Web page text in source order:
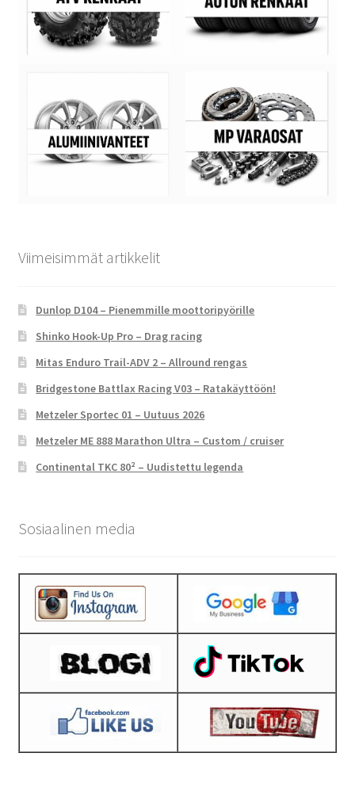
Viimeisimmät artikkelit
Dunlop D104 – Pienemmille moottoripyörille
Shinko Hook-Up Pro – Drag racing
Mitas Enduro Trail-ADV 2 – Allround rengas
Bridgestone Battlax Racing V03 – Ratakäyttöön!
Metzeler Sportec 01 – Uutuus 2026
Metzeler ME 888 Marathon Ultra – Custom / cruiser
Continental TKC 80² – Uudistettu legenda
Sosiaalinen media